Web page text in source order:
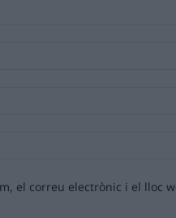
el correu electrònic i el lloc